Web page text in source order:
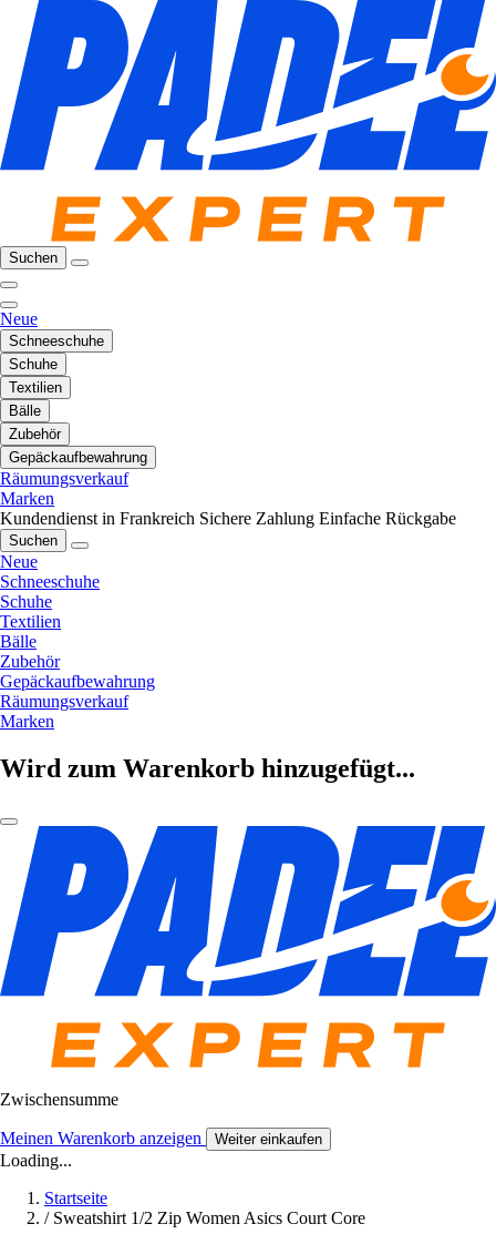
Suchen
Neue
Schneeschuhe
Schuhe
Textilien
Bälle
Zubehör
Gepäckaufbewahrung
Räumungsverkauf
Marken
Kundendienst in Frankreich Sichere Zahlung Einfache Rückgabe
Suchen
Neue
Schneeschuhe
Schuhe
Textilien
Bälle
Zubehör
Gepäckaufbewahrung
Räumungsverkauf
Marken
Wird zum Warenkorb hinzugefügt...
Zwischensumme
Meinen Warenkorb anzeigen Weiter einkaufen
Loading...
Startseite
/ Sweatshirt 1/2 Zip Women Asics Court Core